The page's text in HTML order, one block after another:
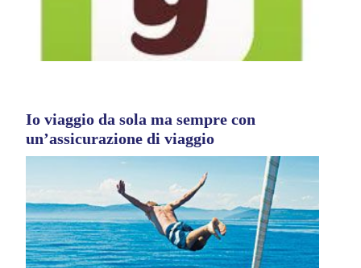
Io viaggio da sola ma sempre con
un’assicurazione di viaggio